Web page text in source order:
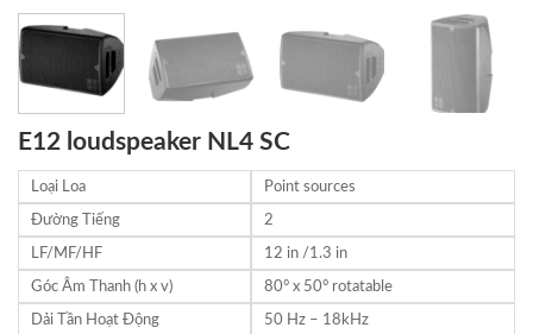
E12 loudspeaker NL4 SC
Loại Loa Point sources
Đường Tiếng 2
LF/MF/HF 12 in /1.3 in
Góc Âm Thanh (h x v) 80° x 50° rotatable
Dải Tần Hoạt Động 50 Hz – 18kHz